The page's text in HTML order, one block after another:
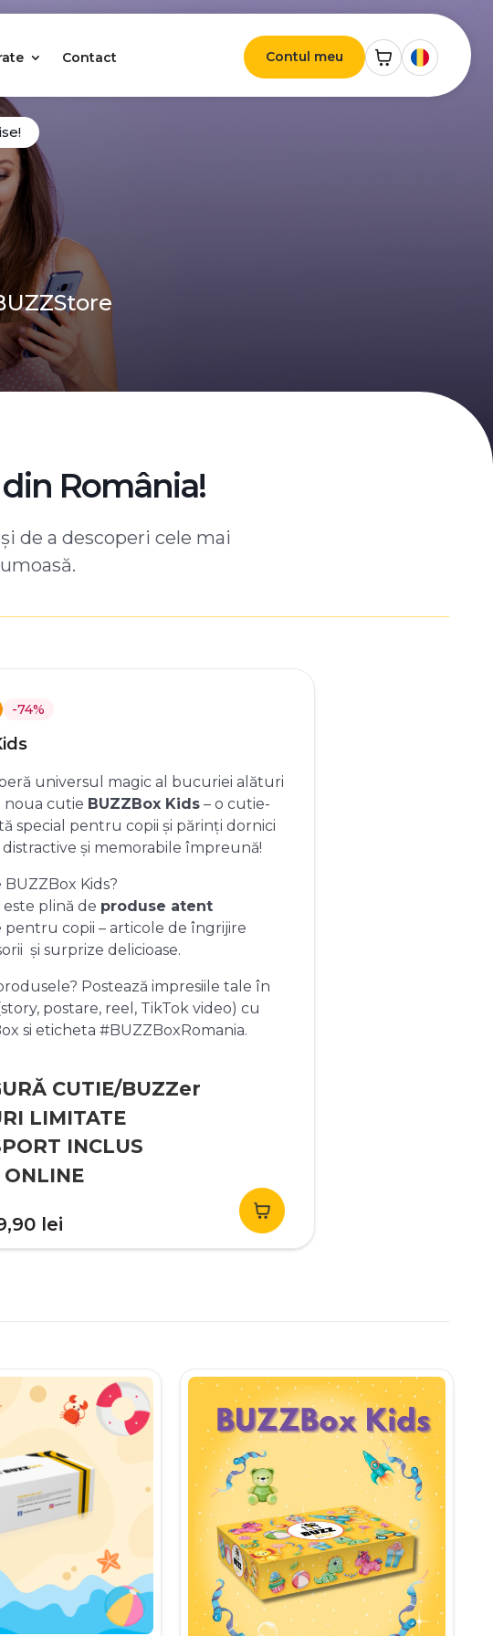
Contact Contul meu
România!
de a descoperi cele mai
-74%
universul magic al bucuriei alături
noua cutie BUZZBox Kids– o cutie-
special pentru copii și părinți dornici
și memorabile împreună!
Kids?
plină de produse atent
pentru copii – articole de îngrijire
și surprize delicioase.
Postează impresiile tale în
postare, reel, TikTok video) cu
si eticheta #BUZZBoxRomania.
CUTIE/BUZZer
LIMITATE
INCLUS
leiPrețul
curent